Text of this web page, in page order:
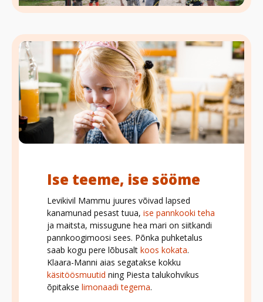
Ise teeme, ise sööme
Levikivil Mammu juures võivad lapsed
kanamunad pesast tuua, ise pannkooki teha
ja maitsta, missugune hea mari on siitkandi
pannkoogimoosi sees. Põnka puhketalus
saab kogu pere lõbusalt koos kokata.
Klaara-Manni aias segatakse kokku
käsitöösmuutid ning Piesta talukohvikus
õpitakse limonaadi tegema.